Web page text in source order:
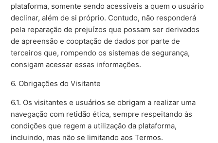
plataforma, somente sendo acessíveis a quem o usuário
declinar, além de si próprio. Contudo, não responderá
pela reparação de prejuízos que possam ser derivados
de apreensão e cooptação de dados por parte de
terceiros que, rompendo os sistemas de segurança,
consigam acessar essas informações.
6. Obrigações do Visitante
6.1. Os visitantes e usuários se obrigam a realizar uma
navegação com retidão ética, sempre respeitando às
condições que regem a utilização da plataforma,
incluindo, mas não se limitando aos Termos.